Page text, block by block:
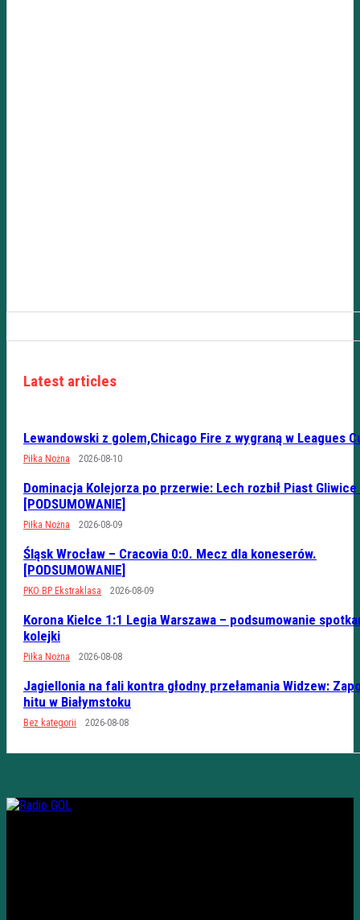
Latest articles
Lewandowski z golem,Chicago Fire z wygraną w Leagues
Piłka Nożna 2026-08-10
Dominacja Kolejorza po przerwie: Lech rozbił Piast Gliwice
[PODSUMOWANIE]
Piłka Nożna 2026-08-09
Śląsk Wrocław – Cracovia 0:0. Mecz dla koneserów.
[PODSUMOWANIE]
PKO BP Ekstraklasa 2026-08-09
Korona Kielce 1:1 Legia Warszawa – podsumowanie
kolejki
Piłka Nożna 2026-08-08
Jagiellonia na fali kontra głodny przełamania Widzew:
hitu w Białymstoku
Bez kategorii 2026-08-08